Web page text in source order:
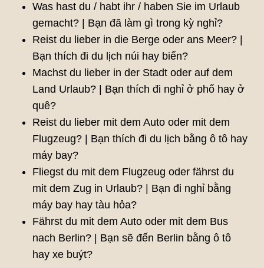
Was hast du / habt ihr / haben Sie im Urlaub
gemacht? | Bạn đã làm gì trong kỳ nghỉ?
Reist du lieber in die Berge oder ans Meer? |
Bạn thích đi du lịch núi hay biển?
Machst du lieber in der Stadt oder auf dem
Land Urlaub? | Bạn thích đi nghỉ ở phố hay ở
quê?
Reist du lieber mit dem Auto oder mit dem
Flugzeug? | Bạn thích đi du lịch bằng ô tô hay
máy bay?
Fliegst du mit dem Flugzeug oder fährst du
mit dem Zug in Urlaub? | Bạn đi nghỉ bằng
máy bay hay tàu hỏa?
Fährst du mit dem Auto oder mit dem Bus
nach Berlin? | Bạn sẽ đến Berlin bằng ô tô
hay xe buýt?